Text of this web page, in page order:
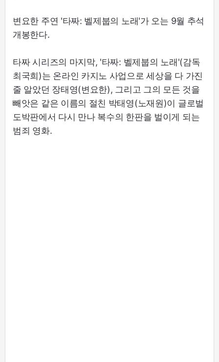
변요한 주연 '타짜: 벨제붑의 노래'가 오는 9월 추석
개봉한다.
타짜 시리즈의 마지막, '타짜: 벨제붑의 노래'(감독
최국희)는 온라인 카지노 사업으로 세상을 다 가진
줄 알았던 장태영(변요한), 그리고 그의 모든 것을
빼앗은 같은 이름의 절친 박태영(노재원)이 글로벌
도박판에서 다시 만나 복수의 한판을 벌이게 되는
범죄 영화.